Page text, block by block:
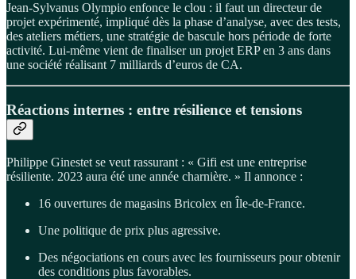
Jean-Sylvanus Olympio enfonce le clou : il faut un directeur de
projet expérimenté, impliqué dès la phase d’analyse, avec des tests,
des ateliers métiers, une stratégie de bascule hors période de forte
activité. Lui-même vient de finaliser un projet ERP en 3 ans dans
une société réalisant 7 milliards d’euros de CA.
Réactions internes : entre résilience et tensions
Philippe Ginestet se veut rassurant : « Gifi est une entreprise
résiliente. 2023 aura été une année charnière. » Il annonce :
16 ouvertures de magasins Bricolex en Île-de-France.
Une politique de prix plus agressive.
Des négociations en cours avec les fournisseurs pour obtenir
des conditions plus favorables.